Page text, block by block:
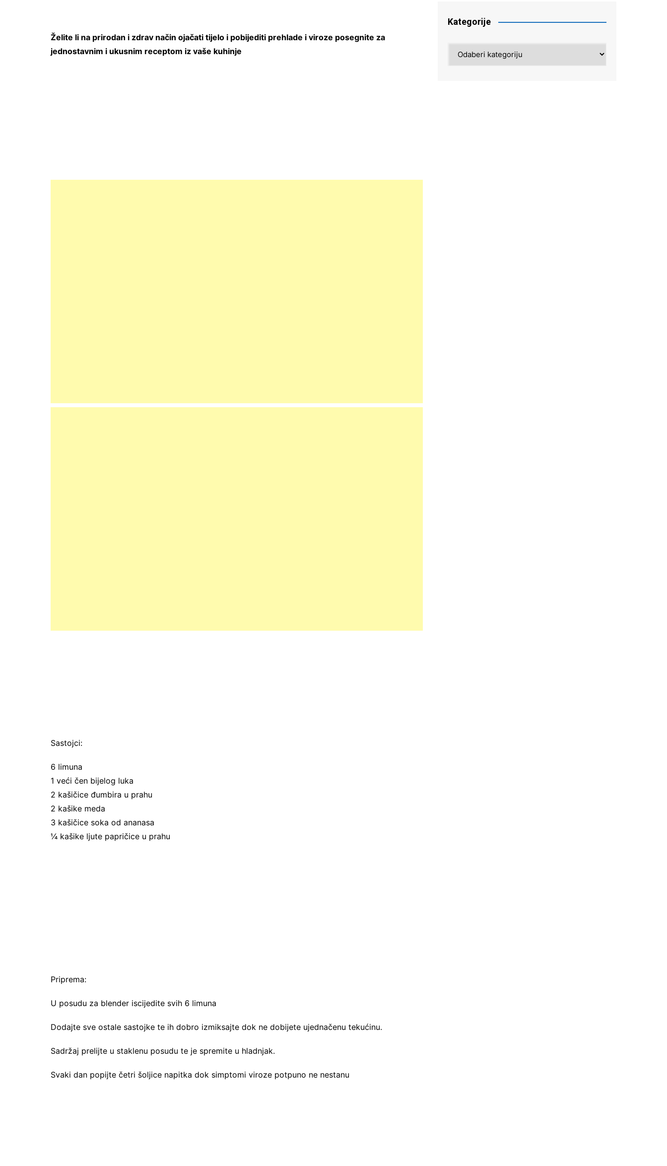
Želite li na prirodan i zdrav način ojačati tijelo i pobijediti prehlade i viroze posegnite za
jednostavnim i ukusnim receptom iz vaše kuhinje
Sastojci:
6 limuna
1 veći čen bijelog luka
2 kašičice đumbira u prahu
2 kašike meda
3 kašičice soka od ananasa
¼ kašike ljute papričice u prahu
Priprema:
U posudu za blender iscijedite svih 6 limuna
Dodajte sve ostale sastojke te ih dobro izmiksajte dok ne dobijete ujednačenu tekućinu.
Sadržaj prelijte u staklenu posudu te je spremite u hladnjak.
Svaki dan popijte četri šoljice napitka dok simptomi viroze potpuno ne nestanu
Kategorije